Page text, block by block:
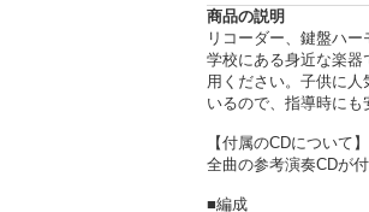
商品の説明
リコーダー、鍵盤ハ
学校にある身近な楽
用ください。子供に
いるので、指導時にも
【付属のCDについて】
全曲の参考演奏CDが
■編成